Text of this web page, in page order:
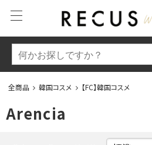
全商品 韓国コスメ 【FC】韓国コスメ
Arencia